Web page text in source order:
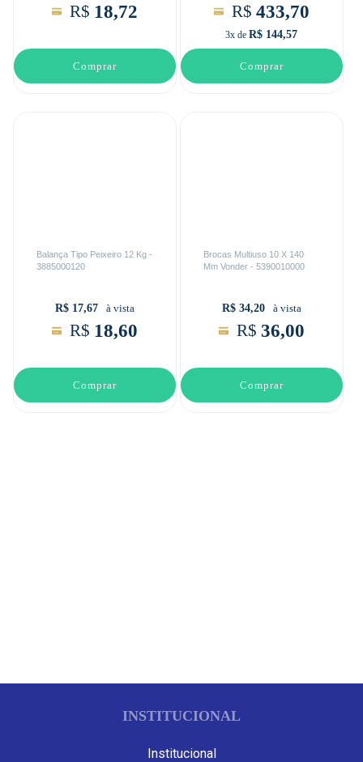
R$ 18,72
Comprar
R$ 433,70
3x de R$ 144,57
Comprar
Balança Tipo Peixeiro 12 Kg -
3885000120
R$ 17,67 à vista
R$ 18,60
Comprar
Brocas Multiuso 10 X 140
Mm Vonder - 5390010000
R$ 34,20 à vista
R$ 36,00
Comprar
INSTITUCIONAL
Institucional